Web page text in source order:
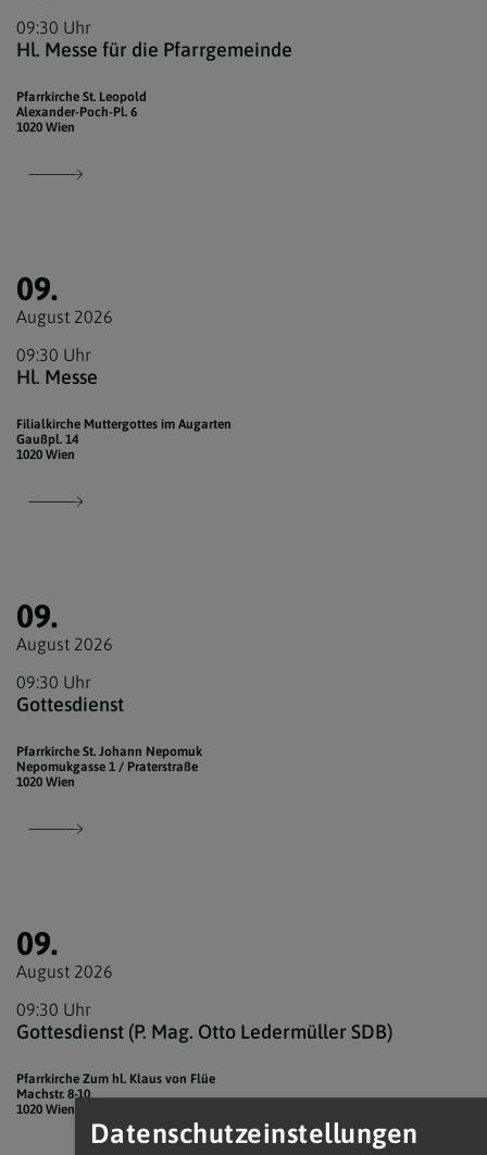
09:30 Uhr
Hl. Messe für die Pfarrgemeinde
Pfarrkirche St. Leopold
Alexander-Poch-Pl. 6
1020 Wien
09.
August 2026
09:30 Uhr
Hl. Messe
Filialkirche Muttergottes im Augarten
Gaußpl. 14
1020 Wien
09.
August 2026
09:30 Uhr
Gottesdienst
Pfarrkirche St. Johann Nepomuk
Nepomukgasse 1 / Praterstraße
1020 Wien
09.
August 2026
09:30 Uhr
Gottesdienst (P. Mag. Otto Ledermüller SDB)
Pfarrkirche Zum hl. Klaus von Flüe
Machstr. 8-10
1020 Wien
Datenschutzeinstellungen